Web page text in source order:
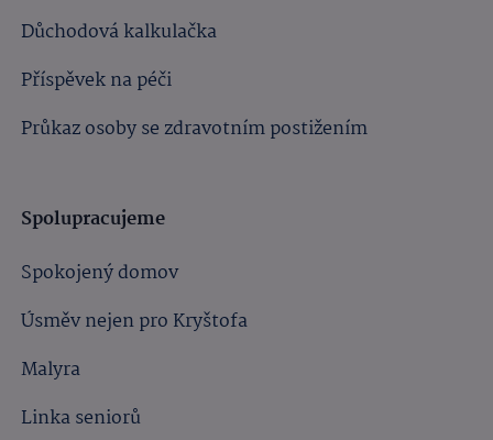
Důchodová kalkulačka
Příspěvek na péči
Průkaz osoby se zdravotním postižením
Spolupracujeme
Spokojený domov
Úsměv nejen pro Kryštofa
Malyra
Linka seniorů